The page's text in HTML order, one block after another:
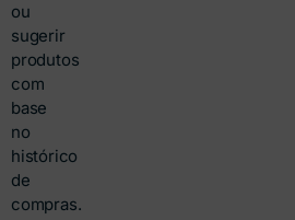
ou
sugerir
produtos
com
base
no
histórico
de
compras.